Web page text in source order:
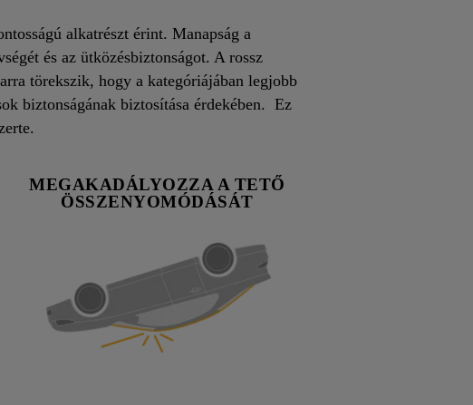
alkatrészt érint. Manapság a
és az ütközésbiztonságot. A rossz
törekszik, hogy a kategóriájában legjobb
biztonságának biztosítása érdekében. Ez
MEGAKADÁLYOZZA A TETŐ
ÖSSZENYOMÓDÁSÁT